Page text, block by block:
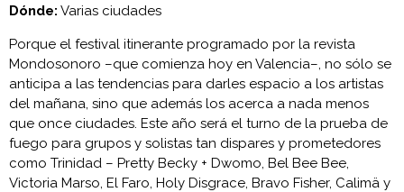
Dónde: Varias ciudades
Porque el festival itinerante programado por la revista
Mondosonoro –que comienza hoy en Valencia–, no sólo se
anticipa a las tendencias para darles espacio a los artistas
del mañana, sino que además los acerca a nada menos
que once ciudades. Este año será el turno de la prueba de
fuego para grupos y solistas tan dispares y prometedores
como Trinidad – Pretty Becky + Dwomo, Bel Bee Bee,
Victoria Marso, El Faro, Holy Disgrace, Bravo Fisher, Calimä y